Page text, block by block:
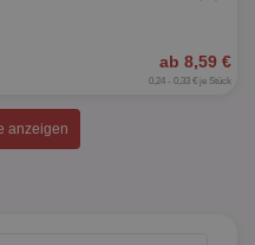
ab 8,59 €
0,24 - 0,33 € je Stück
anzeigen